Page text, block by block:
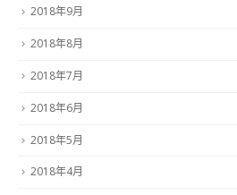
2018年9月
2018年8月
2018年7月
2018年6月
2018年5月
2018年4月